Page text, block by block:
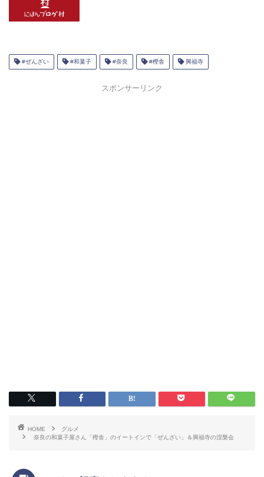
#ぜんざい #和菓子 #奈良 #樫舎 興福寺
スポンサーリンク
HOME
グルメ
奈良の和菓子屋さん「樫舎」のイートインで「ぜんざい」＆興福寺の涅槃会